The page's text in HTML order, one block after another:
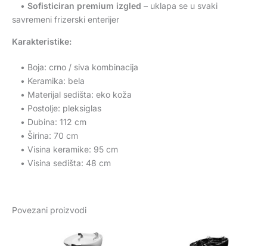
• Sofisticiran premium izgled – uklapa se u svaki
savremeni frizerski enterijer
Karakteristike:
• Boja: crno / siva kombinacija
• Keramika: bela
• Materijal sedišta: eko koža
• Postolje: pleksiglas
• Dubina: 112 cm
• Širina: 70 cm
• Visina keramike: 95 cm
• Visina sedišta: 48 cm
Povezani proizvodi